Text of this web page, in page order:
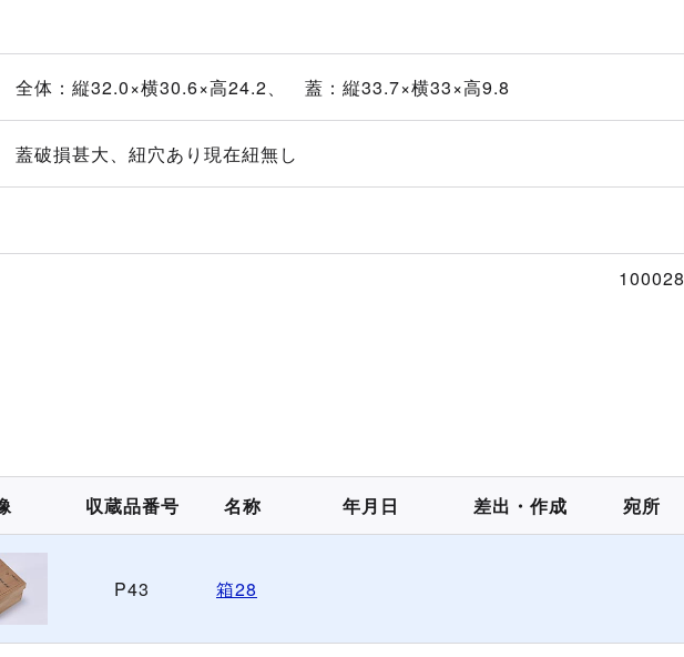
全体：縦32.0×横30.6×高24.2、 蓋：縦33.7×横33×高9.8
蓋破損甚大、紐穴あり現在紐無し
100028
収蔵品番号 名称 年月日 差出・作成 宛所
P43 箱28